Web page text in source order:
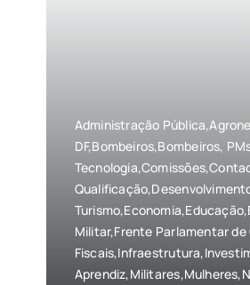
Administração
DF,Bombeiros,Bombeiros,
Militar,Frente Parlamentar